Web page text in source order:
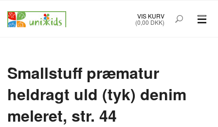
VIS KURV
(0,00 DKK)
BØRNETØJ STR. 50-92
BABYUDSTYR
TILBUD
Smallstuff præmatur
heldragt uld (tyk) denim
meleret, str. 44